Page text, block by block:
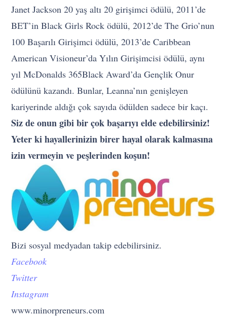
Janet Jackson 20 yaş altı 20 girişimci ödülü, 2011’de
BET’in Black Girls Rock ödülü, 2012’de The Grio’nun
100 Başarılı Girişimci ödülü, 2013’de Caribbean
American Visioneur’da Yılın Girişimcisi ödülü, aynı
yıl McDonalds 365Black Award’da Gençlik Onur
ödülünü kazandı. Bunlar, Leanna’nın genişleyen
kariyerinde aldığı çok sayıda ödülden sadece bir kaçı.
Siz de onun gibi bir çok başarıyı elde edebilirsiniz!
Yeter ki hayallerinizin birer hayal olarak kalmasına
izin vermeyin ve peşlerinden koşun!
Bizi sosyal medyadan takip edebilirsiniz.
Facebook
Twitter
Instagram
www.minorpreneurs.com